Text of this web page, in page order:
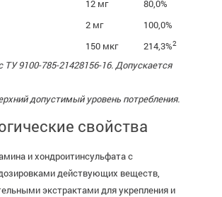
12 мг
80,0%
2 мг
100,0%
150 мкг 214,3%2
ТУ 9100-785-21428156-16. Допускается
допустимый уровень потребления.
свойства
и хондроитинсульфата с
действующих веществ,
экстрактами для укрепления и